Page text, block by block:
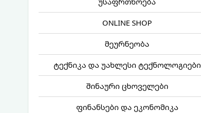
ONLINE SHOP
მეურნეობა
ტექნიკა და უახლესი ტექნოლოგიები
შინაური ცხოველები
ფინანსები და ეკონომიკა